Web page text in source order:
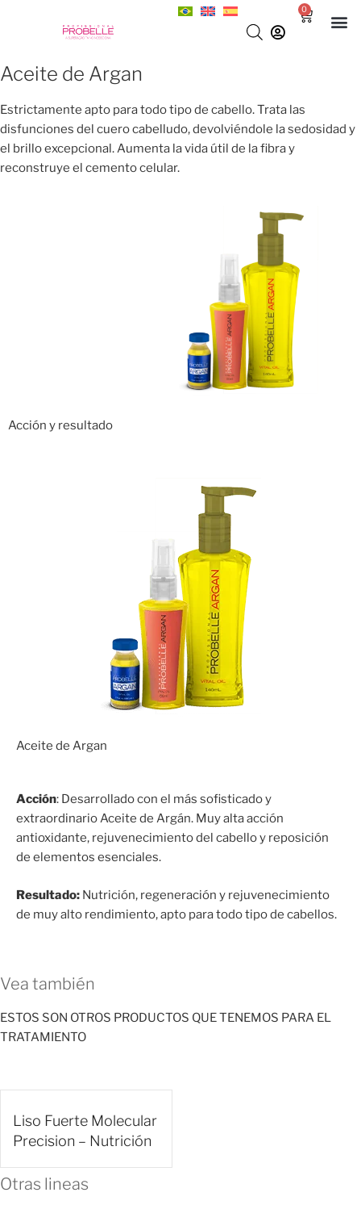
0
Aceite de Argan
Estrictamente apto para todo tipo de cabello. Trata las
disfunciones del cuero cabelludo, devolviéndole la sedosidad y
el brillo excepcional. Aumenta la vida útil de la fibra y
reconstruye el cemento celular.
Acción y resultado
Aceite de Argan
Acción: Desarrollado con el más sofisticado y
extraordinario Aceite de Argán. Muy alta acción
antioxidante, rejuvenecimiento del cabello y reposición
de elementos esenciales.
Resultado: Nutrición, regeneración y rejuvenecimiento
de muy alto rendimiento, apto para todo tipo de cabellos.
Vea también
ESTOS SON OTROS PRODUCTOS QUE TENEMOS PARA EL
TRATAMIENTO
Liso Fuerte Molecular
Precision – Nutrición
Otras lineas